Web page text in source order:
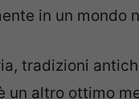
in un mondo
tradizioni
un altro ottimo